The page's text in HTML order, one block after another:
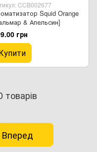
CCB002677
Squid Orange
& Апельсин]
грн
Вперед